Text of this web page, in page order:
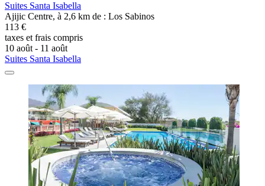
Suites Santa Isabella
Ajijic Centre, à 2,6 km de : Los Sabinos
113 €
taxes et frais compris
10 août - 11 août
Suites Santa Isabella